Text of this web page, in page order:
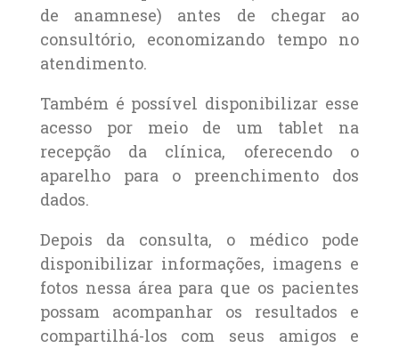
de anamnese) antes de chegar ao
consultório, economizando tempo no
atendimento.
Também é possível disponibilizar esse
acesso por meio de um tablet na
recepção da clínica, oferecendo o
aparelho para o preenchimento dos
dados.
Depois da consulta, o médico pode
disponibilizar informações, imagens e
fotos nessa área para que os pacientes
possam acompanhar os resultados e
compartilhá-los com seus amigos e